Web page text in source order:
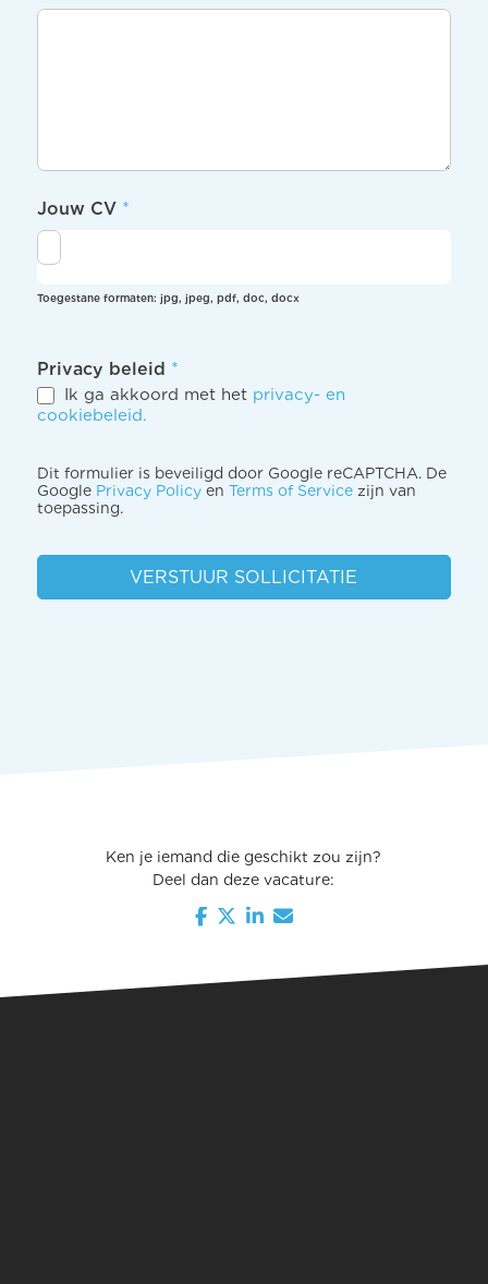
Jouw CV *
Toegestane formaten: jpg, jpeg, pdf, doc, docx
Privacy beleid *
Ik ga akkoord met het privacy- en
cookiebeleid.
Dit formulier is beveiligd door Google reCAPTCHA. De
Google Privacy Policyen Terms of Servicezijn van
toepassing.
VERSTUUR SOLLICITATIE
Ken je iemand die geschikt zou zijn?
Deel dan deze vacature: